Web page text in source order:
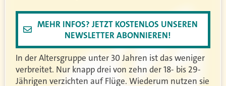
MEHR INFOS? JETZT KOSTENLOS UNSEREN
NEWSLETTER ABONNIEREN!
In der Altersgruppe unter 30 Jahren ist das weniger
verbreitet. Nur knapp drei von zehn der 18- bis 29-
Jährigen verzichten auf Flüge. Wiederum nutzen sie